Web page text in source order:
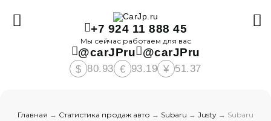
+7 924 11 888 45
Мы сейчас работаем для вас
@carJPru @carJPru
$ 80.93 € 93.19 ¥ 51.37
Главная → Статистика продаж авто → Subaru → Justy → Subaru